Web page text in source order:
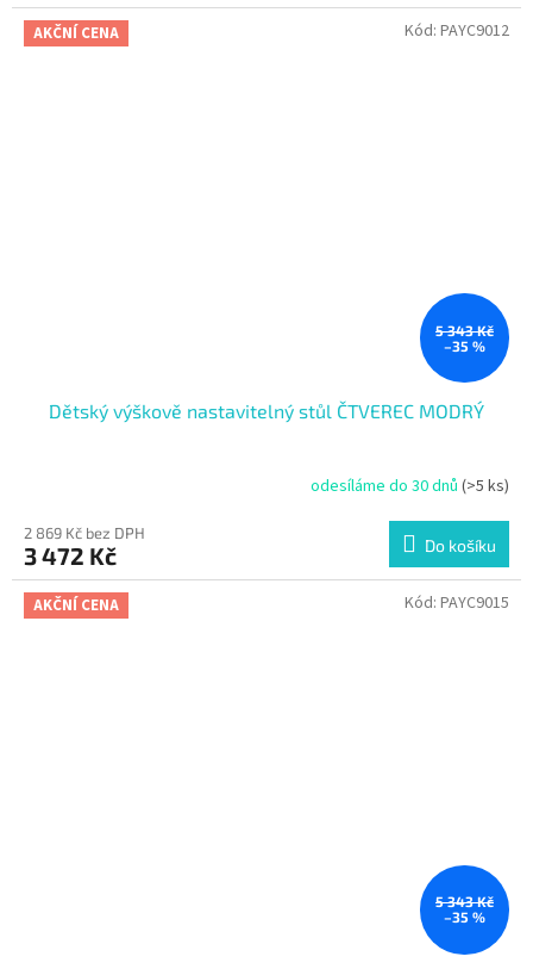
AKČNÍ CENA
5 343 Kč
–35 %
Dětský výškově nastavitelný stůl ČTVEREC MODRÝ
odesíláme do 30 dnů (>5 ks)
2 869 Kč bez DPH
3 472 Kč Do košíku
Kód: PAYC9012
AKČNÍ CENA
5 343 Kč
–35 %
Kód: PAYC9015